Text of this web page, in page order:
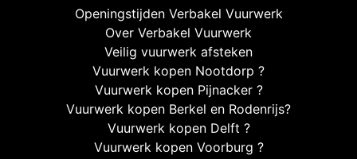
Openingstijden Verbakel Vuurwerk
Over Verbakel Vuurwerk
Veilig vuurwerk afsteken
Vuurwerk kopen Nootdorp ?
Vuurwerk kopen Pijnacker ?
Vuurwerk kopen Berkel en Rodenrijs?
Vuurwerk kopen Delft ?
Vuurwerk kopen Voorburg ?